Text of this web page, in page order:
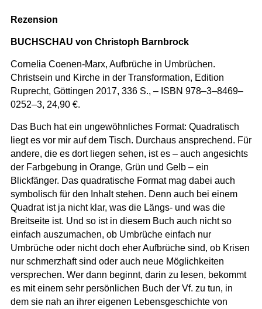
Rezension
BUCHSCHAU von Christoph Barnbrock
Cornelia Coenen-Marx, Aufbrüche in Umbrüchen.
Christsein und Kirche in der Transformation, Edition
Ruprecht, Göttingen 2017, 336 S., – ISBN 978–3–8469–
0252–3, 24,90 €.
Das Buch hat ein ungewöhnliches Format: Quadratisch
liegt es vor mir auf dem Tisch. Durchaus ansprechend. Für
andere, die es dort liegen sehen, ist es – auch angesichts
der Farbgebung in Orange, Grün und Gelb – ein
Blickfänger. Das quadratische Format mag dabei auch
symbolisch für den Inhalt stehen. Denn auch bei einem
Quadrat ist ja nicht klar, was die Längs- und was die
Breitseite ist. Und so ist in diesem Buch auch nicht so
einfach auszumachen, ob Umbrüche einfach nur
Umbrüche oder nicht doch eher Aufbrüche sind, ob Krisen
nur schmerzhaft sind oder auch neue Möglichkeiten
versprechen. Wer dann beginnt, darin zu lesen, bekommt
es mit einem sehr persönlichen Buch der Vf. zu tun, in
dem sie nah an ihrer eigenen Lebensgeschichte von